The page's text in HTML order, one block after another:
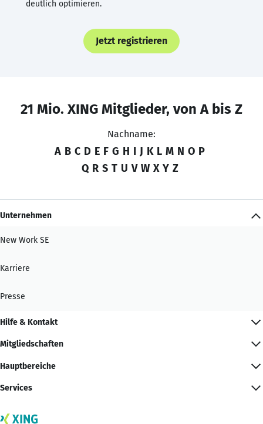
deutlich optimieren.
Jetzt registrieren
21 Mio. XING Mitglieder, von A bis Z
Nachname:
A B C D E F G H I J K L M N O P
Q R S T U V W X Y Z
Unternehmen
New Work SE
Karriere
Presse
Hilfe & Kontakt
Mitgliedschaften
Hauptbereiche
Services